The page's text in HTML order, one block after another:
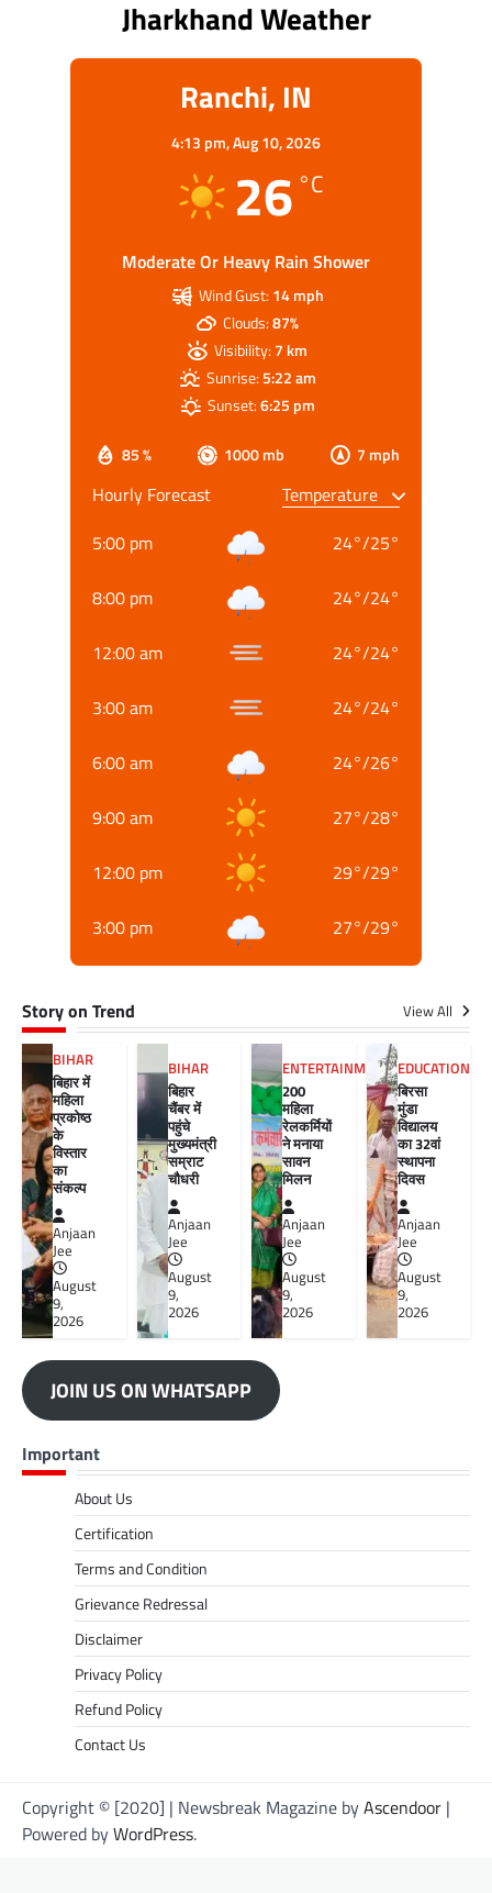
Jharkhand Weather
Ranchi, IN
4:13 pm,Aug 10, 2026
26 °C
Moderate Or Heavy Rain Shower
85 % 1000 mb 7 mph
Wind Gust: 14 mph
Clouds:87%
Visibility:7 km
Sunrise:5:22 am
Sunset:6:25 pm
Hourly Forecast
5:00 pm
24°/25°
8:00 pm 24°/24°
12:00 am 24°/24°
3:00 am 24°/24°
6:00 am 24°/26°
9:00 am 27°/28°
12:00 pm 29°/29°
3:00 pm 27°/29°
Story on Trend View All
BIHAR
बिहार में
महिला
प्रकोष्ठ
के
विस्तार
का
संकल्प
Anjaan
Jee
August
9,
2026
BIHAR
बिहार
चैंबर में
पहुंचे
मुख्यमंत्री
सम्राट
चौधरी
Anjaan
Jee
August
9,
2026
ENTERTAINMENT
200
महिला
रेलकर्मियों
ने मनाया
सावन
मिलन
Anjaan
Jee
August
9,
2026
EDUCATION
बिरसा
मुंडा
विद्यालय
का 32वां
स्थापना
दिवस
Anjaan
Jee
August
9,
2026
JOIN US ON WHATSAPP
Important
About Us
Certification
Terms and Condition
Grievance Redressal
Disclaimer
Privacy Policy
Refund Policy
Contact Us
Copyright © [2020] | Newsbreak Magazine byAscendoor |
Powered byWordPress.